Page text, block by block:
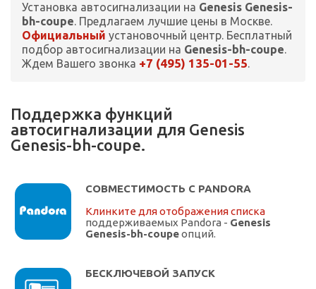
Установка автосигнализации на Genesis Genesis-
bh-coupe. Предлагаем лучшие цены в Москве.
Официальный установочный центр. Бесплатный
подбор автосигнализации на Genesis-bh-coupe.
Ждем Вашего звонка +7 (495) 135-01-55.
Поддержка функций
автосигнализации для Genesis
Genesis-bh-coupe.
СОВМЕСТИМОСТЬ С PANDORA
Клинките для отображения списка
поддерживаемых Pandora - Genesis
Genesis-bh-coupeопций.
БЕСКЛЮЧЕВОЙ ЗАПУСК